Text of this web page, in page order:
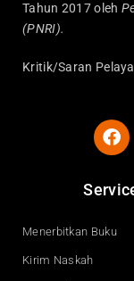
Tahun 2017 oleh
(PNRI).
Kritik/Saran
F
a
e
b
o
Menerbitkan Buku
Kirim Naskah